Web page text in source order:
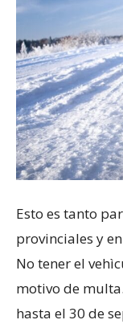
Esto es tanto
provinciales y
No tener el
motivo de
hasta el 30 de